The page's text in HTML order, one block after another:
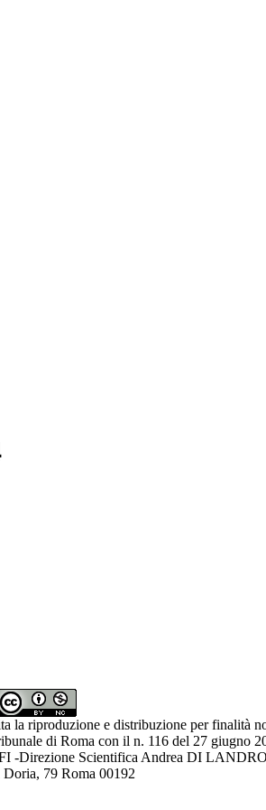
la riproduzione e distribuzione per finalità
di Roma con il n. 116 del 27 giugno
-Direzione Scientifica Andrea DI
79 Roma 00192